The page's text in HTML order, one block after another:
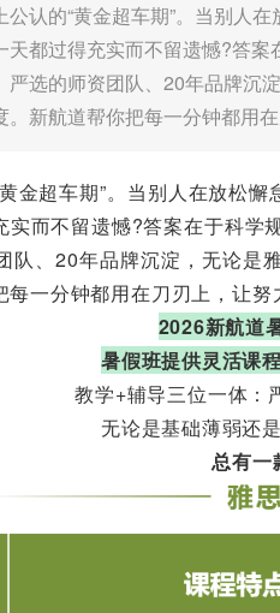
认的“黄金超车期”。当别人
都过得充实而不留遗憾?答
选的师资团队、20年品牌沉
新航道帮你把每一分钟都用
金超车期”。当别人在放松
实而不留遗憾?答案在于科
队、20年品牌沉淀，无论是
一分钟都用在刀刃上，让努
2026新航道
暑假班提供灵活课
教学+辅导三位一体：
无论是基础薄弱还
总有一